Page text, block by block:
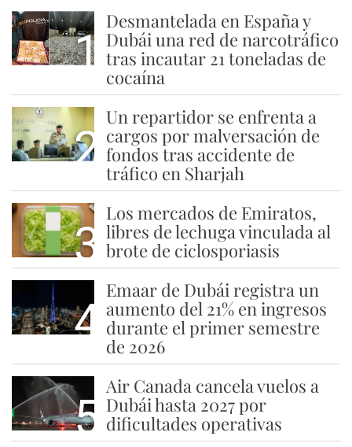
1
Desmantelada en España y
Dubái una red de narcotráfico
tras incautar 21 toneladas de
cocaína
2
Un repartidor se enfrenta a
cargos por malversación de
fondos tras accidente de
tráfico en Sharjah
3
Los mercados de Emiratos,
libres de lechuga vinculada al
brote de ciclosporiasis
4
Emaar de Dubái registra un
aumento del 21% en ingresos
durante el primer semestre
de 2026
5
Air Canada cancela vuelos a
Dubái hasta 2027 por
dificultades operativas